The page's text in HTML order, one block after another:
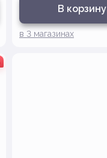
В корзину
в 3 магазинах